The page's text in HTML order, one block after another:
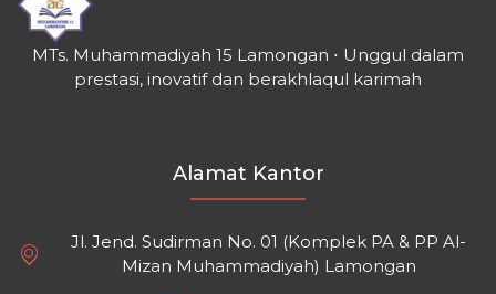
MTs. Muhammadiyah 15 Lamongan ⋅ Unggul dalam
prestasi, inovatif dan berakhlaqul karimah
Alamat Kantor
Jl. Jend. Sudirman No. 01 (Komplek PA & PP Al-
Mizan Muhammadiyah) Lamongan